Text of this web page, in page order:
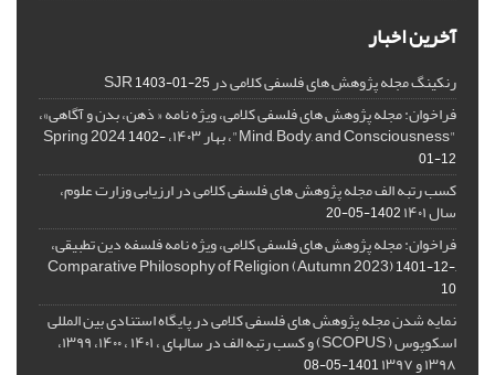
آخرین اخبار
رنکینگ مجله پژوهش های فلسفی کلامی در SJR1403-01-25
فراخوان: مجله پژوهش های فلسفی کلامی، ویژه نامه « ذهن، بدن و آگاهی»،
"Mind, Body, and Consciousness"، بهار ۱۴۰۳، Spring 2024
1402-
01-12
کسب رتبه الف مجله پژوهش های فلسفی کلامی در ارزیابی وزارت علوم،
سال ۱۴۰۱ 1402-05-20
فراخوان: مجله پژوهش های فلسفی کلامی، ویژه نامه فلسفه دین تطبیقی،
,Comparative Philosophy of Religion (Autumn 2023)
1401-12-
10
نمایه شدن مجله پژوهش های فلسفی کلامی در پایگاه استنادی بین المللی
اسکوپوس ( SCOPUS) و کسب رتبه الف در سالهای ، ۱۴۰۱ ، ۱۴۰۰، ۱۳۹۹،
۱۳۹۸ و ۱۳۹۷ 1401-05-08